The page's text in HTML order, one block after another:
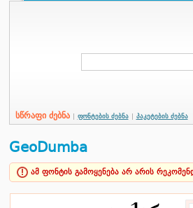
სწრაფი ძებნა ფონტების ძებნა პაკეტების ძებნა
GeoDumba
ამ ფონტის გამოყენება არ არის